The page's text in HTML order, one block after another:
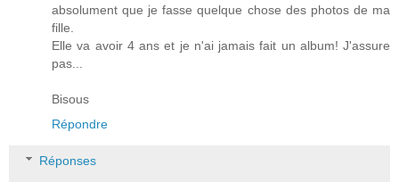
absolument que je fasse quelque chose des photos de ma
fille.
Elle va avoir 4 ans et je n'ai jamais fait un album! J'assure
pas...
Bisous
Répondre
Réponses